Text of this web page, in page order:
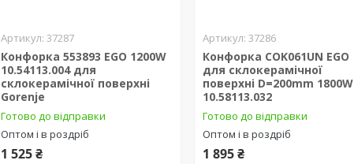
37287
Конфорка 553893 EGO 1200W
10.54113.004 для
склокерамічної поверхні
Gorenje
Готово до відправки
Оптом і в роздріб
1 525 ₴
37286
Конфорка COK061UN EGO
для склокерамічної
поверхні D=200mm 1800W
10.58113.032
Готово до відправки
Оптом і в роздріб
1 895 ₴